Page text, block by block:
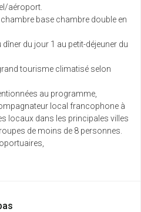
aéroport.
base chambre double en
du jour 1 au petit-déjeuner du
tourisme climatisé selon
au programme,
local francophone à
locaux dans les principales villes
de moins de 8 personnes.